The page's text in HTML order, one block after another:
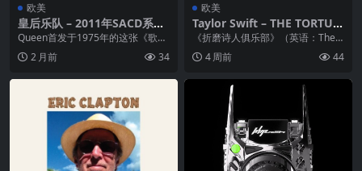
欧美
皇后乐队 – 2011年SACD系列
– A Night At The Opera DS
D DSF
Queen首发于1975年的这张《歌剧
院之夜》可能是摇滚乐历史上最华
丽的篇章，把...
2 月前 34
欧美
Taylor Swift – THE TORTUR
ED POETS DEPARTMENT 20
24 – FLAC 48kHz 24bit – Hi
veMusic 已刮削
《折磨诗人俱乐部》（英语：The T
ortured Poets Departme...
4 周前 44